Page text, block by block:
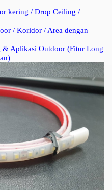
kering / Drop Ceiling /
/ Koridor / Area dengan
& Aplikasi Outdoor (Fitur Long